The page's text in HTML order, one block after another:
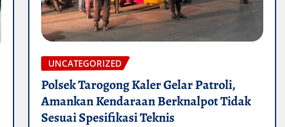
Polsek Tarogong Kaler Gelar Patroli,
Amankan Kendaraan Berknalpot Tidak
Sesuai Spesifikasi Teknis